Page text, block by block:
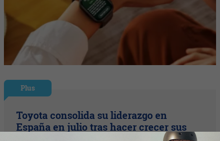
Plus
Toyota consolida su liderazgo en
España en julio tras hacer crecer sus